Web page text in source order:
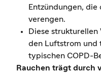
Entzündungen,
verengen.
Diese strukturellen
den Luftstrom und
typischen COPD-
Rauchen trägt durch